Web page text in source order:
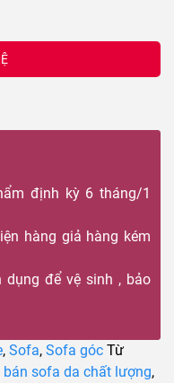
định kỳ 6 tháng/1
hàng giả hàng kém
dụng để vệ sinh , bảo
, Sofa, Sofa góc Từ
sofa da chất lượng,